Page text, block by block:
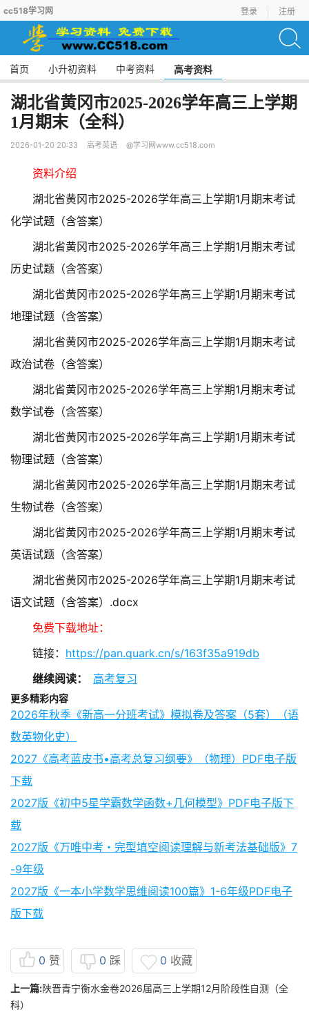
cc518学习网 登录 注册
首页 小升初资料 中考资料 高考资料
湖北省黄冈市2025-2026学年高三上学期
1月期末（全科）
2026-01-20 20:33 高考英语 @学习网www.cc518.com
资料介绍
湖北省黄冈市2025-2026学年高三上学期1月期末考试
化学试题（含答案）
湖北省黄冈市2025-2026学年高三上学期1月期末考试
历史试题（含答案）
湖北省黄冈市2025-2026学年高三上学期1月期末考试
地理试题（含答案）
湖北省黄冈市2025-2026学年高三上学期1月期末考试
政治试卷（含答案）
湖北省黄冈市2025-2026学年高三上学期1月期末考试
数学试卷（含答案）
湖北省黄冈市2025-2026学年高三上学期1月期末考试
物理试题（含答案）
湖北省黄冈市2025-2026学年高三上学期1月期末考试
生物试卷（含答案）
湖北省黄冈市2025-2026学年高三上学期1月期末考试
英语试题（含答案）
湖北省黄冈市2025-2026学年高三上学期1月期末考试
语文试题（含答案）.docx
免费下载地址：
链接： https://pan.quark.cn/s/163f35a919db
继续阅读：
高考复习
更多精彩内容
2026年秋季《新高一分班考试》模拟卷及答案（5套）（语
数英物化史）
2027《高考蓝皮书•高考总复习纲要》（物理）PDF电子版
下载
2027版《初中5星学霸数学函数+几何模型》PDF电子版下
载
2027版《万唯中考・完型填空阅读理解与新考法基础版》7
-9年级
2027版《一本小学数学思维阅读100篇》1-6年级PDF电子
版下载
0 赞 0 踩 0 收藏
上一篇:陕晋青宁衡水金卷2026届高三上学期12月阶段性自测（全
科）